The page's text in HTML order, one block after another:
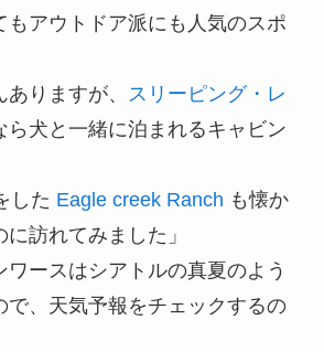
もアウトドア派にも人気のスポ
りますが、
スリーピング・レ
ら犬と一緒に泊まれるキャビン
した Eagle creek Ranch も懐か
訪れてみました」
ワースはシアトルの真夏のよう
で、天気予報をチェックするの